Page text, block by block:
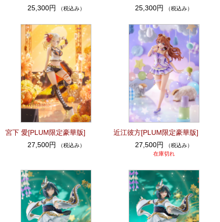
25,300円
（税込み）
25,300円
（税込み）
宮下 愛[PLUM限定豪華版]
27,500円
（税込み）
近江彼方[PLUM限定豪華版]
27,500円
（税込み）
在庫切れ